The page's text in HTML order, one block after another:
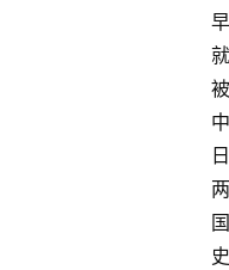
早
就
被
中
日
两
国
史